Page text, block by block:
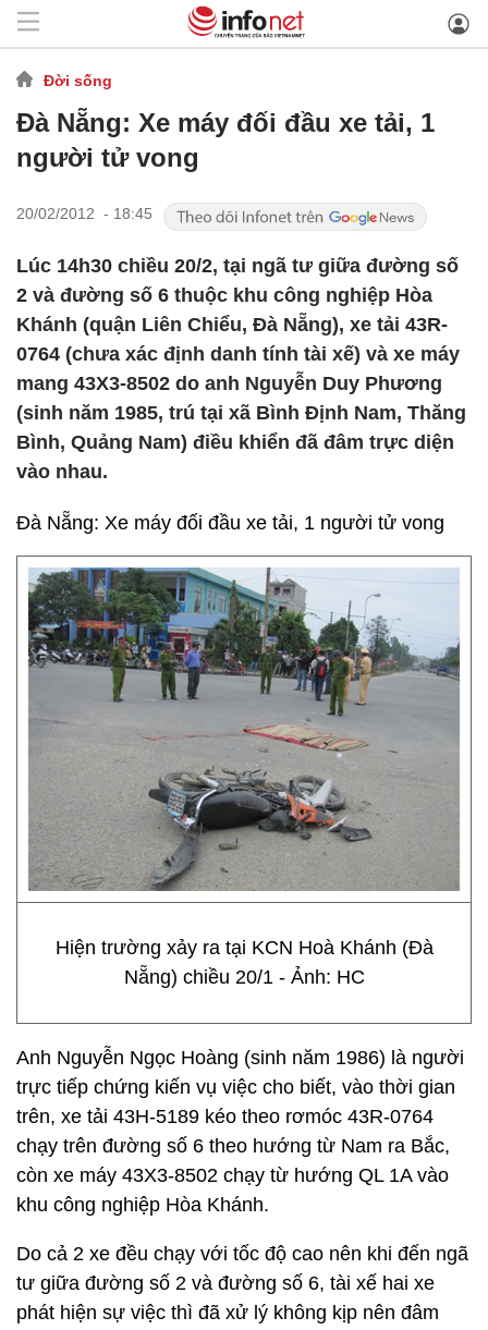
Đời sống
Đà Nẵng: Xe máy đối đầu xe tải, 1
người tử vong
20/02/2012 - 18:45
Lúc 14h30 chiều 20/2, tại ngã tư giữa đường số
2 và đường số 6 thuộc khu công nghiệp Hòa
Khánh (quận Liên Chiểu, Đà Nẵng), xe tải 43R-
0764 (chưa xác định danh tính tài xế) và xe máy
mang 43X3-8502 do anh Nguyễn Duy Phương
(sinh năm 1985, trú tại xã Bình Định Nam, Thăng
Bình, Quảng Nam) điều khiển đã đâm trực diện
vào nhau.
Đà Nẵng: Xe máy đối đầu xe tải, 1 người tử vong
Hiện trường xảy ra tại KCN Hoà Khánh (Đà
Nẵng) chiều 20/1 - Ảnh: HC
Anh Nguyễn Ngọc Hoàng (sinh năm 1986) là người
trực tiếp chứng kiến vụ việc cho biết, vào thời gian
trên, xe tải 43H-5189 kéo theo rơmóc 43R-0764
chạy trên đường số 6 theo hướng từ Nam ra Bắc,
còn xe máy 43X3-8502 chạy từ hướng QL 1A vào
khu công nghiệp Hòa Khánh.
Do cả 2 xe đều chạy với tốc độ cao nên khi đến ngã
tư giữa đường số 2 và đường số 6, tài xế hai xe
phát hiện sự việc thì đã xử lý không kịp nên đâm